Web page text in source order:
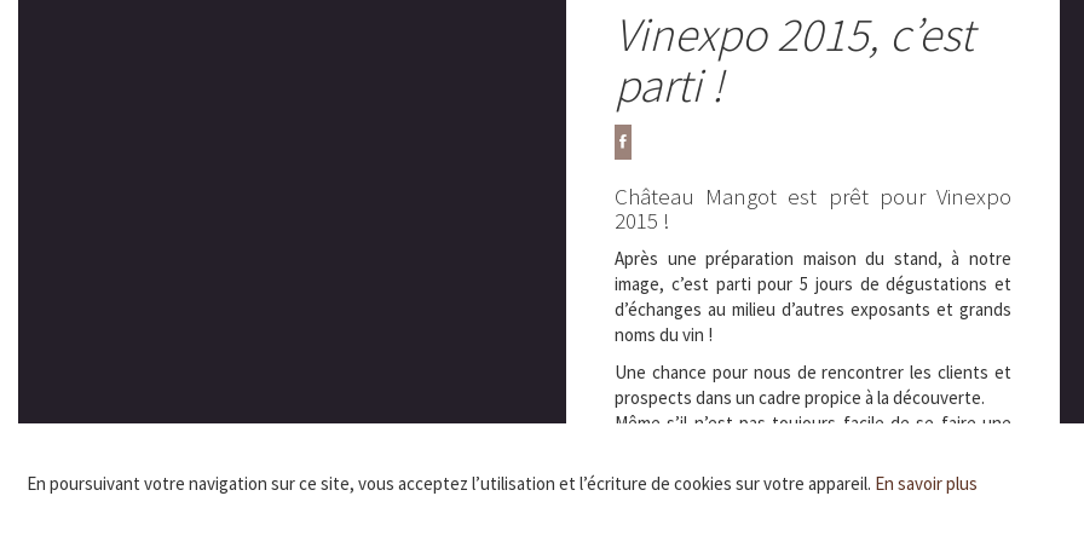
Vinexpo 2015, c’est
parti !
Château Mangot est prêt pour Vinexpo
2015 !
Après une préparation maison du stand, à notre
image, c’est parti pour 5 jours de dégustations et
d’échanges au milieu d’autres exposants et grands
noms du vin !
Une chance pour nous de rencontrer les clients et
prospects dans un cadre propice à la découverte.
Même s’il n’est pas toujours facile de se faire une
reste toujours un plaisir de faire découvrir nos vins
En poursuivant votre navigation sur ce site, vous acceptez l’utilisation et l’écriture de cookies sur votre appareil. En savoir plus